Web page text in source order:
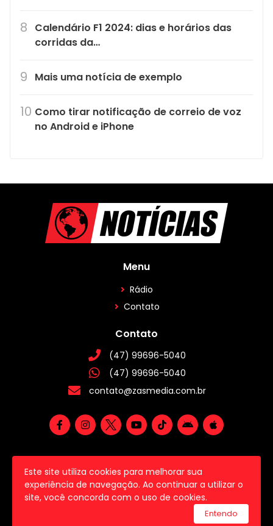
Calendário F1 2024: dias e horários das
corridas da…
Mais uma notícia de exemplo
Como tirar notificação de correio de voz
no Android e iPhone
Este site utiliza cookies para melhorar sua
experiência de navegação. Ao continuar a utilizar o
site, você concorda com o uso de cookies.
Entendo
Menu
Rádio
Contato
Contato
(47) 99696-5040
(47) 99696-5040
contato@zasmedia.com.br
2026 © Todos os direitos reservados.